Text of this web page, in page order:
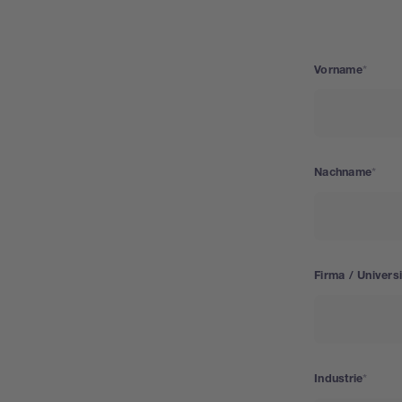
Vorname
Nachname
Firma /
Industrie